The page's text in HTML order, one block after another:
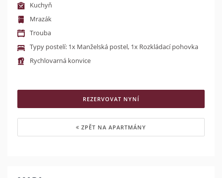
Kuchyň
Mrazák
Trouba
Typy postelí: 1x Manželská postel, 1x Rozkládací pohovka
Rychlovarná konvice
REZERVOVAT NYNÍ
ZPĚT NA APARTMÁNY